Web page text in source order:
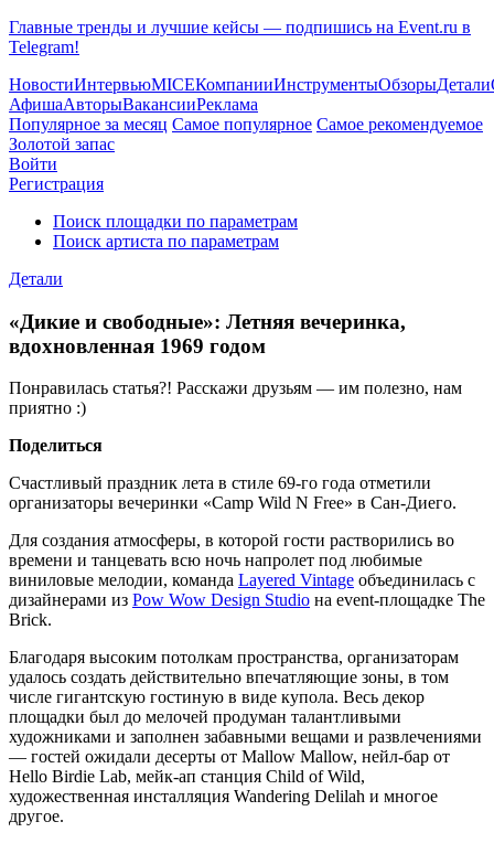
Главные тренды и лучшие кейсы — подпишись на Event.ru в
Telegram!
НовостиИнтервьюMICEКомпанииИнструментыОбзорыДетали
АфишаАвторыВакансииРеклама
Популярное за месяц Самое популярное Самое рекомендуемое
Золотой запас
Войти
Регистрация
Поиск площадки по параметрам
Поиск артиста по параметрам
Детали
«Дикие и свободные»: Летняя вечеринка,
вдохновленная 1969 годом
Понравилась статья?! Расскажи друзьям — им полезно, нам
приятно :)
Поделиться
Счастливый праздник лета в стиле 69-го года отметили
организаторы вечеринки «Camp Wild N Free» в Сан-Диего.
Для создания атмосферы, в которой гости растворились во
времени и танцевать всю ночь напролет под любимые
виниловые мелодии, команда Layered Vintage объединилась с
дизайнерами из Pow Wow Design Studio на event-площадке The
Brick.
Благодаря высоким потолкам пространства, организаторам
удалось создать действительно впечатляющие зоны, в том
числе гигантскую гостиную в виде купола. Весь декор
площадки был до мелочей продуман талантливыми
художниками и заполнен забавными вещами и развлечениями
— гостей ожидали десерты от Mallow Mallow, нейл-бар от
Hello Birdie Lab, мейк-ап станция Child of Wild,
художественная инсталляция Wandering Delilah и многое
другое.